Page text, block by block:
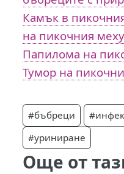
Камък в
на пикочния
Папилома на
Тумор на
#бъбреци
#уриниране
Още от